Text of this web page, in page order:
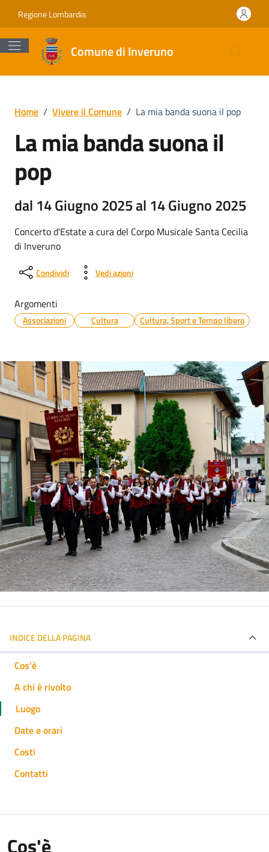
Regione Lombardia
Comune di Inveruno
Home / Vivere il Comune / La mia banda suona il pop
La mia banda suona il
pop
dal 14 Giugno 2025 al 14 Giugno 2025
Concerto d'Estate a cura del Corpo Musicale Santa Cecilia
di Inveruno
Condividi Vedi azioni
Argomenti
Associazioni Cultura Cultura, Sport e Tempo libero
INDICE DELLA PAGINA
Cos'è
A chi è rivolto
Luogo
Date e orari
Costi
Contatti
Cos'è